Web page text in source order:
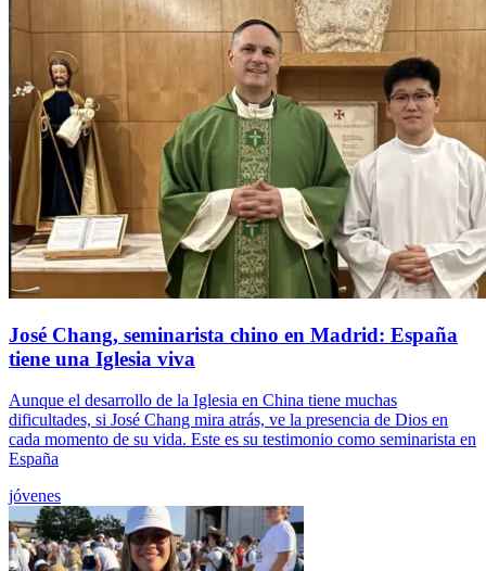
José Chang, seminarista chino en Madrid: España
tiene una Iglesia viva
Aunque el desarrollo de la Iglesia en China tiene muchas
dificultades, si José Chang mira atrás, ve la presencia de Dios en
cada momento de su vida. Este es su testimonio como seminarista en
España
jóvenes